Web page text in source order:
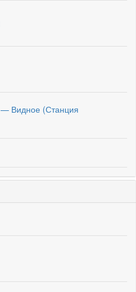
— Видное (Станция